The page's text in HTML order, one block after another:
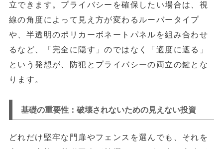
立できます。プライバシーを確保したい場合は、視
線の角度によって見え方が変わるルーバータイプ
や、半透明のポリカーボネートパネルを組み合わせ
るなど、「完全に隠す」のではなく「適度に遮る」
という発想が、防犯とプライバシーの両立の鍵とな
ります。
基礎の重要性：破壊されないための見えない投資
どれだけ堅牢な門扉やフェンスを選んでも、それを